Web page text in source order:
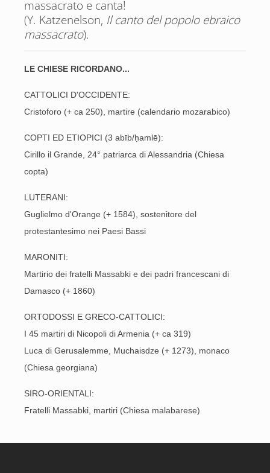
massacrato e canta!
(Y. Katzenelson, Il canto del popolo ebraico
massacrato).
LE CHIESE RICORDANO...
CATTOLICI D'OCCIDENTE:
Cristoforo (+ ca 250), martire (calendario mozarabico)
COPTI ED ETIOPICI (3 abīb/ḥamlē):
Cirillo il Grande, 24° patriarca di Alessandria (Chiesa
copta)
LUTERANI:
Guglielmo d'Orange (+ 1584), sostenitore del
protestantesimo nei Paesi Bassi
MARONITI:
Martirio dei fratelli Massabki e dei padri francescani di
Damasco (+ 1860)
ORTODOSSI E GRECO-CATTOLICI:
I 45 martiri di Nicopoli di Armenia (+ ca 319)
Luca di Gerusalemme, Muchaisdze (+ 1273), monaco
(Chiesa georgiana)
SIRO-ORIENTALI:
Fratelli Massabki, martiri (Chiesa malabarese)